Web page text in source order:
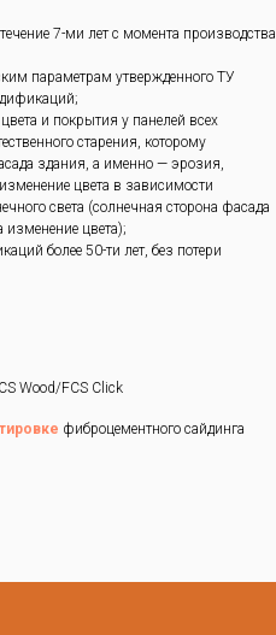
7-ми лет с момента производства
параметрам утвержденного ТУ
и покрытия у панелей всех
старения, которому
здания, а именно — эрозия,
цвета в зависимости
света (солнечная сторона фасада
цвета);
более 50-ти лет, без потери
Wood/FCS Click
фиброцементного сайдинга